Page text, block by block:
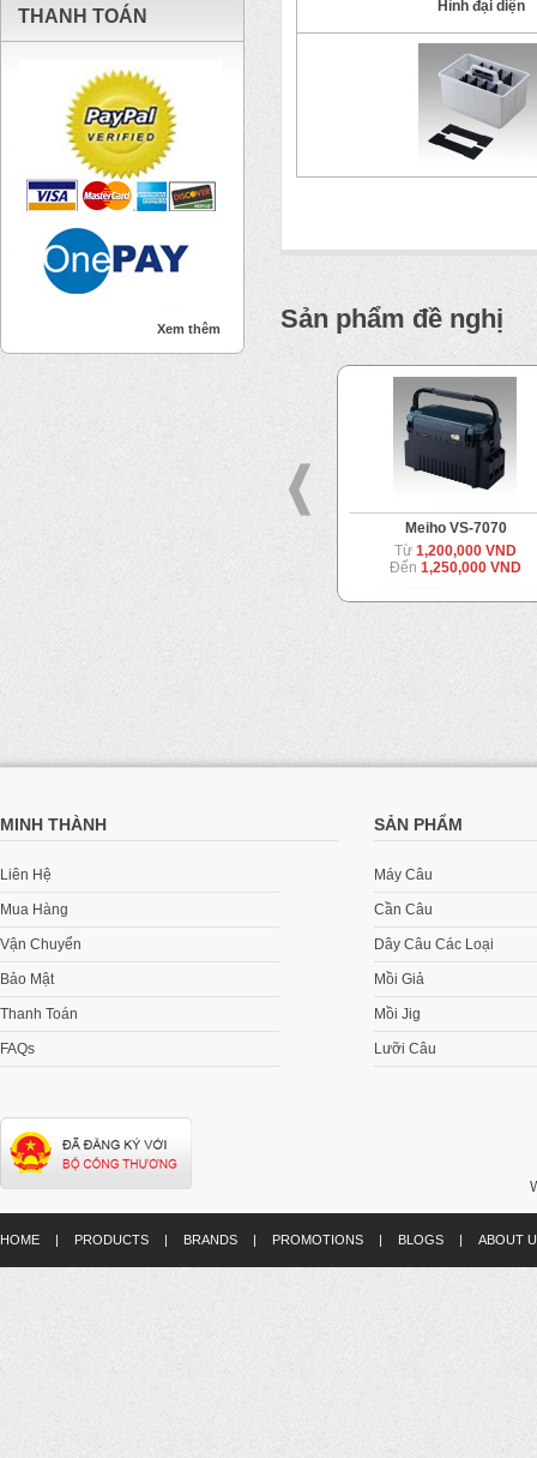
THANH TOÁN
Xem thêm
Hình đại diện
Sản phẩm đề nghị
Meiho VS-7070
Từ 1,200,000 VND
Đến 1,250,000 VND
MINH THÀNH
Liên Hệ
Mua Hàng
Vận Chuyển
Bảo Mật
Thanh Toán
FAQs
SẢN PHẨM
Máy Câu
Cần Câu
Dây Câu Các Loại
Mồi Giả
Mồi Jig
Lưỡi Câu
HOME | PRODUCTS | BRANDS | PROMOTIONS | BLOGS | ABOUT